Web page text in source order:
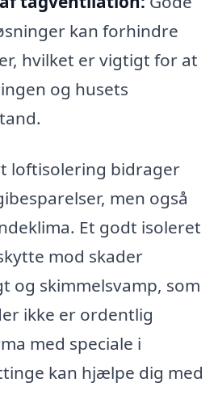
kan forhindre
hvilket er vigtigt for at
og husets
loftisolering bidrager
men også
Et godt isoleret
mod skader
og skimmelsvamp, som
ikke er ordentlig
med speciale i
kan hjælpe dig med